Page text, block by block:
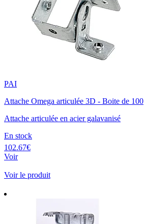
PAI
Attache Omega articulée 3D - Boite de 100
Attache articulée en acier galavanisé
En stock
102.67€
Voir
Voir le produit